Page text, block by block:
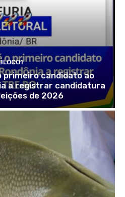
primeiro candidato ao
a registrar candidatura
de 2026